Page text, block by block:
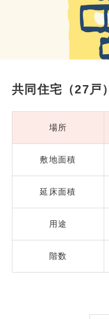
共同住宅（27戸）
場所
敷地面積
延床面積
用途
階数